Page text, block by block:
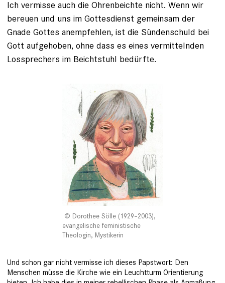
Ich vermisse auch die Ohrenbeichte nicht. Wenn wir
bereuen und uns im Gottesdienst gemeinsam der
Gnade Gottes anem­pfehlen, ist die Sündenschuld bei
Gott aufgehoben, ohne dass es eines vermittelnden
Lossprechers im Beichtstuhl bedürfte.
Dorothee Sölle (1929–2003),
evangelische feministische
Theologin, Mystikerin
Und schon gar nicht vermisse ich dieses Papstwort: Den
Menschen müsse die Kirche wie ein Leuchtturm Orientierung